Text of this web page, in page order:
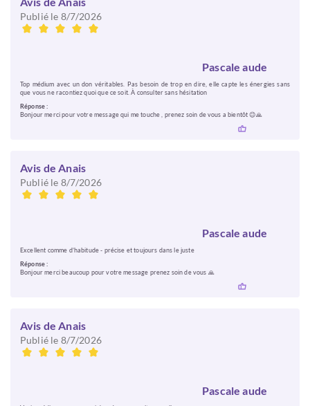
Publié le 8/7/2026
Pascale aude
Top médium avec un don véritables. Pas besoin de trop en dire, elle capte les énergies sans
que vous ne racontiez quoi que ce soit. À consulter sans hésitation
Réponse :
Bonjour merci pour votre message qui me touche , prenez soin de vous a bientôt 😉🙏
Avis de Anais
Publié le 8/7/2026
Pascale aude
Excellent comme d’habitude - précise et toujours dans le juste
Réponse :
Bonjour merci beaucoup pour votre message prenez soin de vous 🙏
Avis de Anais
Publié le 8/7/2026
Pascale aude